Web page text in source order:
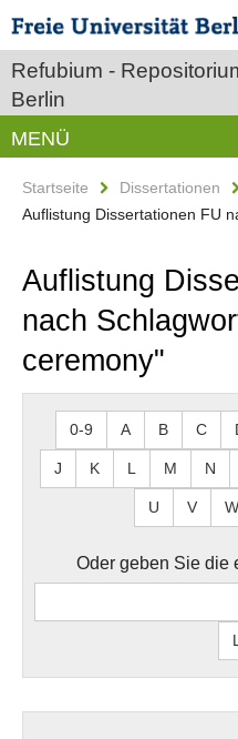
Refubium -
Berlin
MENÜ
Startseite Dissertationen
Auflistung Dissertationen FU
Auflistung
nach
ceremony"
0-9 A B C
J K L M N
U V W
Oder geben Sie die